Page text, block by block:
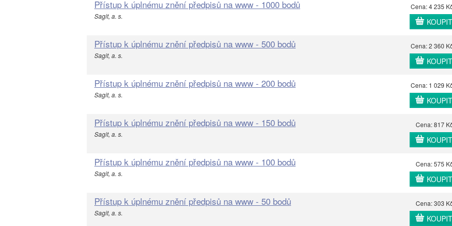
Přístup k úplnému znění předpisů na www - 1000 bodů
Sagit, a. s.
Cena: 4 235
KOUPIT
Přístup k úplnému znění předpisů na www - 500 bodů
Sagit, a. s.
Cena: 2 360
KOUPIT
Přístup k úplnému znění předpisů na www - 200 bodů
Sagit, a. s.
Cena: 1 029
KOUPIT
Přístup k úplnému znění předpisů na www - 150 bodů
Sagit, a. s.
Cena: 817
KOUPIT
Přístup k úplnému znění předpisů na www - 100 bodů
Sagit, a. s.
Cena: 575
KOUPIT
Přístup k úplnému znění předpisů na www - 50 bodů
Sagit, a. s.
Cena: 303
KOUPIT